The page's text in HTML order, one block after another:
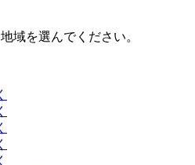
域を選んでください。